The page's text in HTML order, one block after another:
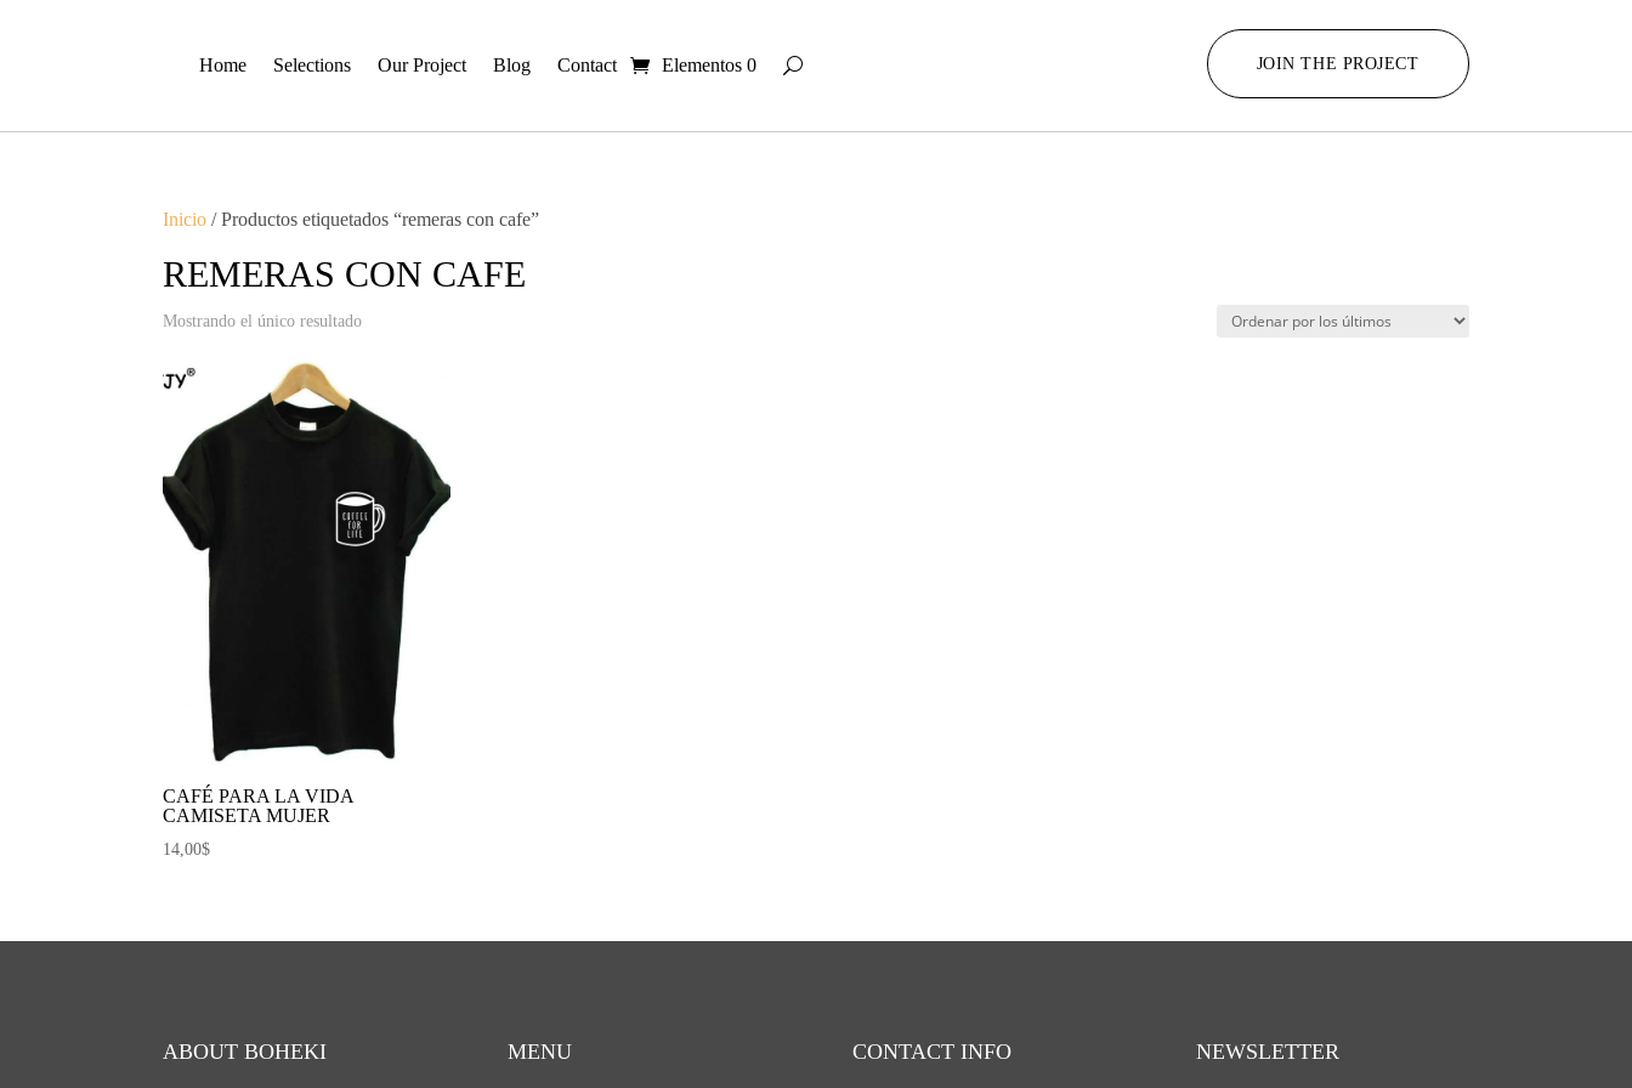
Home Selections Our Project Blog Contact Elementos 0 JOIN THE PROJECT
Inicio / Productos etiquetados “remeras con cafe”
REMERAS CON CAFE
Mostrando el único resultado
CAFÉ PARA LA VIDA
CAMISETA MUJER
14,00$
ABOUT BOHEKI MENU CONTACT INFO NEWSLETTER